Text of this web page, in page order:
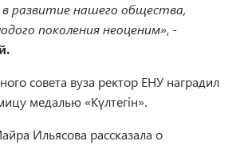
в развитие нашего общества,
поколения неоценим», -
совета вуза ректор ЕНУ наградил
медалью «Күлтегін».
Ильясова рассказала о